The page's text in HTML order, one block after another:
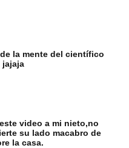
la mente del científico
jajaja
video a mi nieto,no
su lado macabro de
la casa.